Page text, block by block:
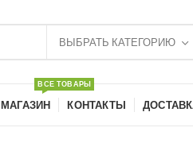
ВЫБРАТЬ КАТЕГОРИЮ
МАГАЗИН
ВСЕ ТОВАРЫ
КОНТАКТЫ